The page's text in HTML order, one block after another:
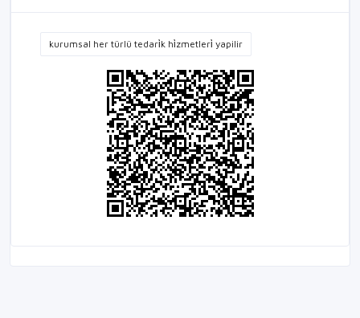
kurumsal her türlü tedari̇k hi̇zmetleri̇ yapilir